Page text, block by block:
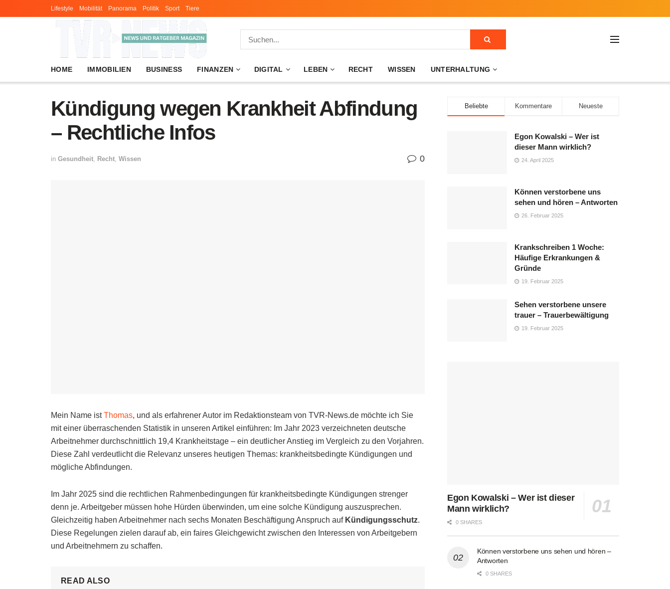
Lifestyle Mobilität Panorama Politik Sport Tiere
HOME IMMOBILIEN BUSINESS FINANZEN DIGITAL LEBEN RECHT WISSEN UNTERHALTUNG
Kündigung wegen Krankheit Abfindung
– Rechtliche Infos
in Gesundheit Recht Wissen 0
Mein Name istThomas, und als erfahrener Autor im Redaktionsteam von TVR-News.de möchte ich Sie
mit einer überraschenden Statistik in unseren Artikel einführen: Im Jahr 2023 verzeichneten deutsche
Arbeitnehmer durchschnittlich 19,4 Krankheitstage – ein deutlicher Anstieg im Vergleich zu den Vorjahren.
Diese Zahl verdeutlicht die Relevanz unseres heutigen Themas: krankheitsbedingte Kündigungen und
mögliche Abfindungen.
Im Jahr 2025 sind die rechtlichen Rahmenbedingungen für krankheitsbedingte Kündigungen strenger
denn je. Arbeitgeber müssen hohe Hürden überwinden, um eine solche Kündigung auszusprechen.
Gleichzeitig haben Arbeitnehmer nach sechs Monaten Beschäftigung Anspruch auf Kündigungsschutz.
Diese Regelungen zielen darauf ab, ein faires Gleichgewicht zwischen den Interessen von Arbeitgebern
und Arbeitnehmern zu schaffen.
READ ALSO
Beliebte Kommentare Neueste
Egon Kowalski – Wer ist
dieser Mann wirklich?
24. April 2025
Können verstorbene uns
sehen und hören – Antworten
26. Februar 2025
Krankschreiben 1 Woche:
Häufige Erkrankungen &
Gründe
19. Februar 2025
Sehen verstorbene unsere
trauer – Trauerbewältigung
19. Februar 2025
Egon Kowalski – Wer ist dieser
Mann wirklich?
0 SHARES
Können verstorbene uns sehen und hören –
Antworten
0 SHARES